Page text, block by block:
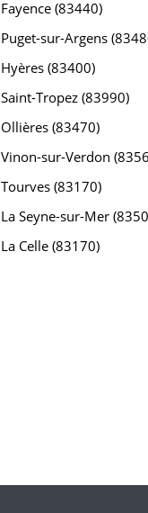
Fayence (83440)
Puget-sur-Argens
Hyères (83400)
Saint-Tropez (83990)
Ollières (83470)
Vinon-sur-Verdon
Tourves (83170)
La Seyne-sur-Mer
La Celle (83170)